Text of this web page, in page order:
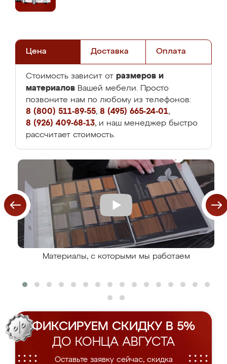
Цена Доставка Оплата
Стоимость зависит от размеров и
материалов Вашей мебели. Просто
позвоните нам по любому из телефонов:
8 (800) 511-89-55, 8 (495) 665-24-01,
8 (926) 409-68-13, и наш менеджер быстро
рассчитает стоимость.
Материалы, с которыми мы работаем
ФИКСИРУЕМ СКИДКУ В 5%
ДО КОНЦА АВГУСТА
Оставьте заявку сейчас, скидка